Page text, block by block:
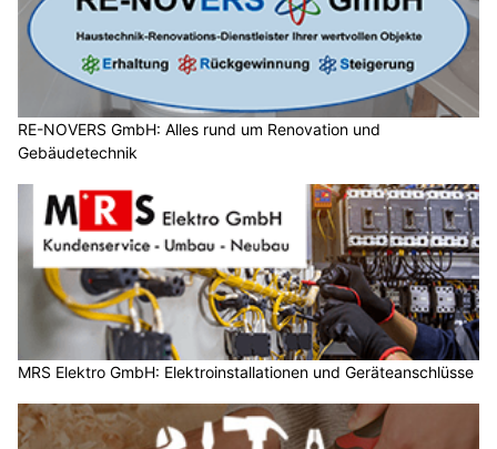
RE-NOVERS GmbH: Alles rund um Renovation und
Gebäudetechnik
MRS Elektro GmbH: Elektroinstallationen und Geräteanschlüsse